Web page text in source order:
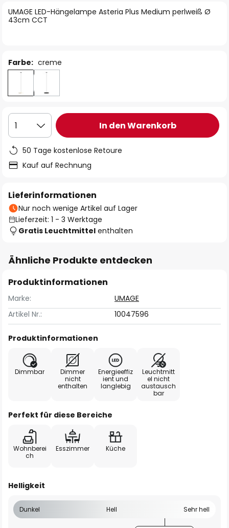
UMAGE LED-Hängelampe Asteria Plus Medium perlweiß Ø
43cm CCT
Farbe: creme
1 In den Warenkorb
50 Tage kostenlose Retoure
Kauf auf Rechnung
Lieferinformationen
Nur noch wenige Artikel auf Lager
Lieferzeit: 1 - 3 Werktage
Gratis Leuchtmittel enthalten
Ähnliche Produkte entdecken
Produktinformationen
Marke:
UMAGE
Artikel Nr.:
10047596
Produktinformationen
Dimmbar
Dimmer
nicht
enthalten
Energieeffiz
ient und
langlebig
Leuchtmitt
el nicht
austausch
bar
Perfekt für diese Bereiche
Wohnberei
ch
Esszimmer Küche
Helligkeit
Dunkel Hell Sehr hell